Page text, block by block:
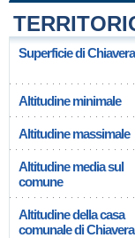
Superficie di
Altitudine minimale
Altitudine massimale
Altitudine media sul
comune
Altitudine della casa
comunale di